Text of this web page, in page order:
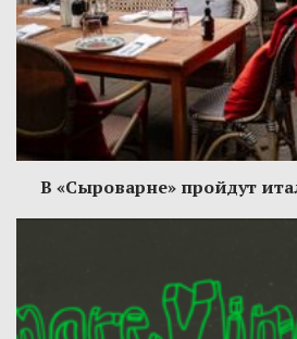
В «Сыроварне» пройдут